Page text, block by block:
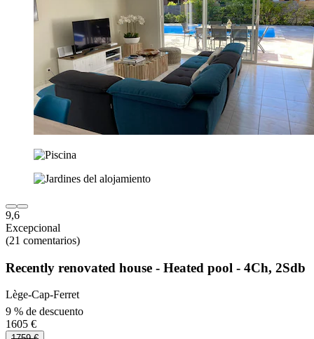
9,6
Excepcional
(21 comentarios)
Recently renovated house - Heated pool - 4Ch, 2Sdb
Lège-Cap-Ferret
9 % de descuento
1605 €